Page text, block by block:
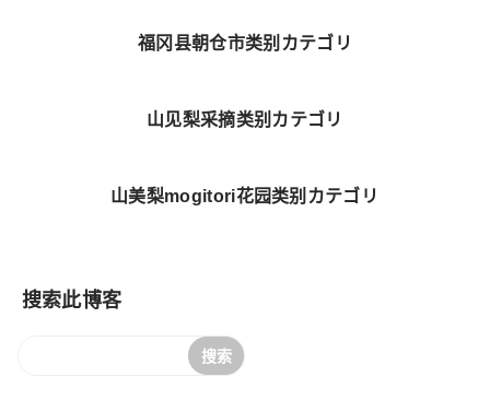
福冈县朝仓市类别カテゴリ
山见梨采摘类别カテゴリ
山美梨mogitori花园类别カテゴリ
搜索此博客